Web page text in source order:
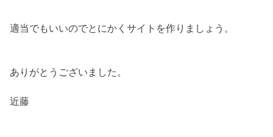
適当でもいいのでとにかくサイトを作りましょう。
ありがとうございました。
近藤